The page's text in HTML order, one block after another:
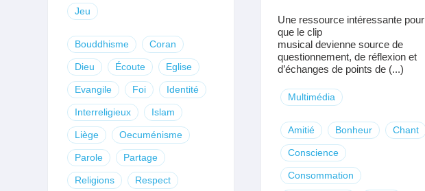
Jeu
Bouddhisme Coran
Dieu Écoute Eglise
Evangile Foi Identité
Interreligieux Islam
Liège Oecuménisme
Parole Partage
Religions Respect
Une ressource intéressante pour
que le clip
musical devienne source de
questionnement, de réflexion et
d’échanges de points de (...)
Multimédia
Amitié Bonheur Chant
Conscience
Consommation